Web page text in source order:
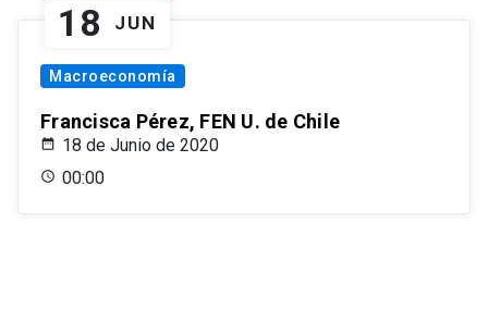
18 JUN
Macroeconomía
Francisca Pérez, FEN U. de Chile
18 de Junio de 2020
00:00